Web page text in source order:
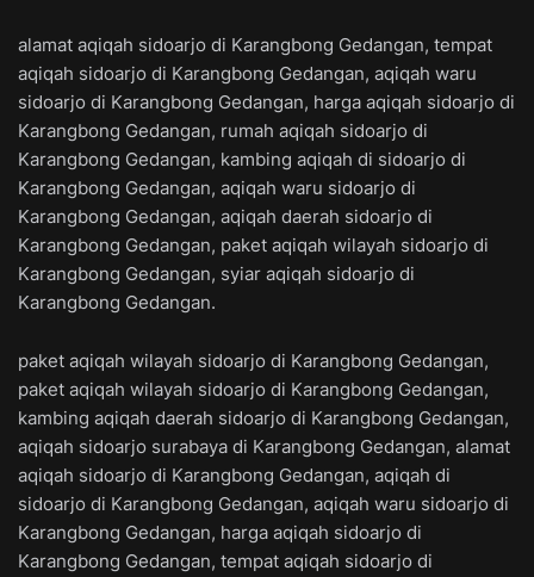
alamat aqiqah sidoarjo di Karangbong Gedangan, tempat
aqiqah sidoarjo di Karangbong Gedangan, aqiqah waru
sidoarjo di Karangbong Gedangan, harga aqiqah sidoarjo di
Karangbong Gedangan, rumah aqiqah sidoarjo di
Karangbong Gedangan, kambing aqiqah di sidoarjo di
Karangbong Gedangan, aqiqah waru sidoarjo di
Karangbong Gedangan, aqiqah daerah sidoarjo di
Karangbong Gedangan, paket aqiqah wilayah sidoarjo di
Karangbong Gedangan, syiar aqiqah sidoarjo di
Karangbong Gedangan.
paket aqiqah wilayah sidoarjo di Karangbong Gedangan,
paket aqiqah wilayah sidoarjo di Karangbong Gedangan,
kambing aqiqah daerah sidoarjo di Karangbong Gedangan,
aqiqah sidoarjo surabaya di Karangbong Gedangan, alamat
aqiqah sidoarjo di Karangbong Gedangan, aqiqah di
sidoarjo di Karangbong Gedangan, aqiqah waru sidoarjo di
Karangbong Gedangan, harga aqiqah sidoarjo di
Karangbong Gedangan, tempat aqiqah sidoarjo di